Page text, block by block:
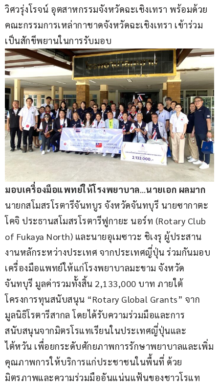
วิศวรุ่งโรจน์ อุตสาหกรรมจังหวัดฉะเชิงเทรา พร้อมด้วย
คณะกรรมการเหล่ากาชาดจังหวัดฉะเชิงเทรา เข้าร่วม
เป็นสักขีพยานในการรับมอบ
มอบเครื่องมือแพทย์ให้โรงพยาบาล…นายเอก ผลมาก
นายกสโมสรโรตารีจันทบูร จังหวัดจันทบุรี นายซากาตะ
โคจิ ประธานสโมสรโรตารีฟูกายะ นอร์ท (Rotary Club
of Fukaya North) และนายอุเมซาวะ ชิเงรุ ผู้ประสาน
งานหลักระหว่างประเทศ จากประเทศญี่ปุ่น ร่วมกันมอบ
เครื่องมือแพทย์ให้แก่โรงพยาบาลมะขาม จังหวัด
จันทบุรี มูลค่ารวมทั้งสิ้น 2,133,000 บาท ภายใต้
โครงการทุนสนับสนุน “Rotary Global Grants” จาก
มูลนิธิโรตารีสากล โดยได้รับความร่วมมือและการ
สนับสนุนจากมิตรโรแทเรียนในประเทศญี่ปุ่นและ
ไต้หวัน เพื่อยกระดับศักยภาพการรักษาพยาบาลและเพิ่ม
คุณภาพการให้บริการแก่ประชาชนในพื้นที่ ด้วย
มิตรภาพและความร่วมมืออันแน่นแฟ้นของชาวโรแท